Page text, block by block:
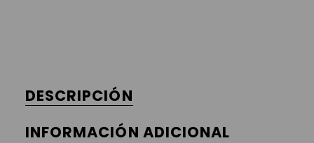
DESCRIPCIÓN
INFORMACIÓN ADICIONAL